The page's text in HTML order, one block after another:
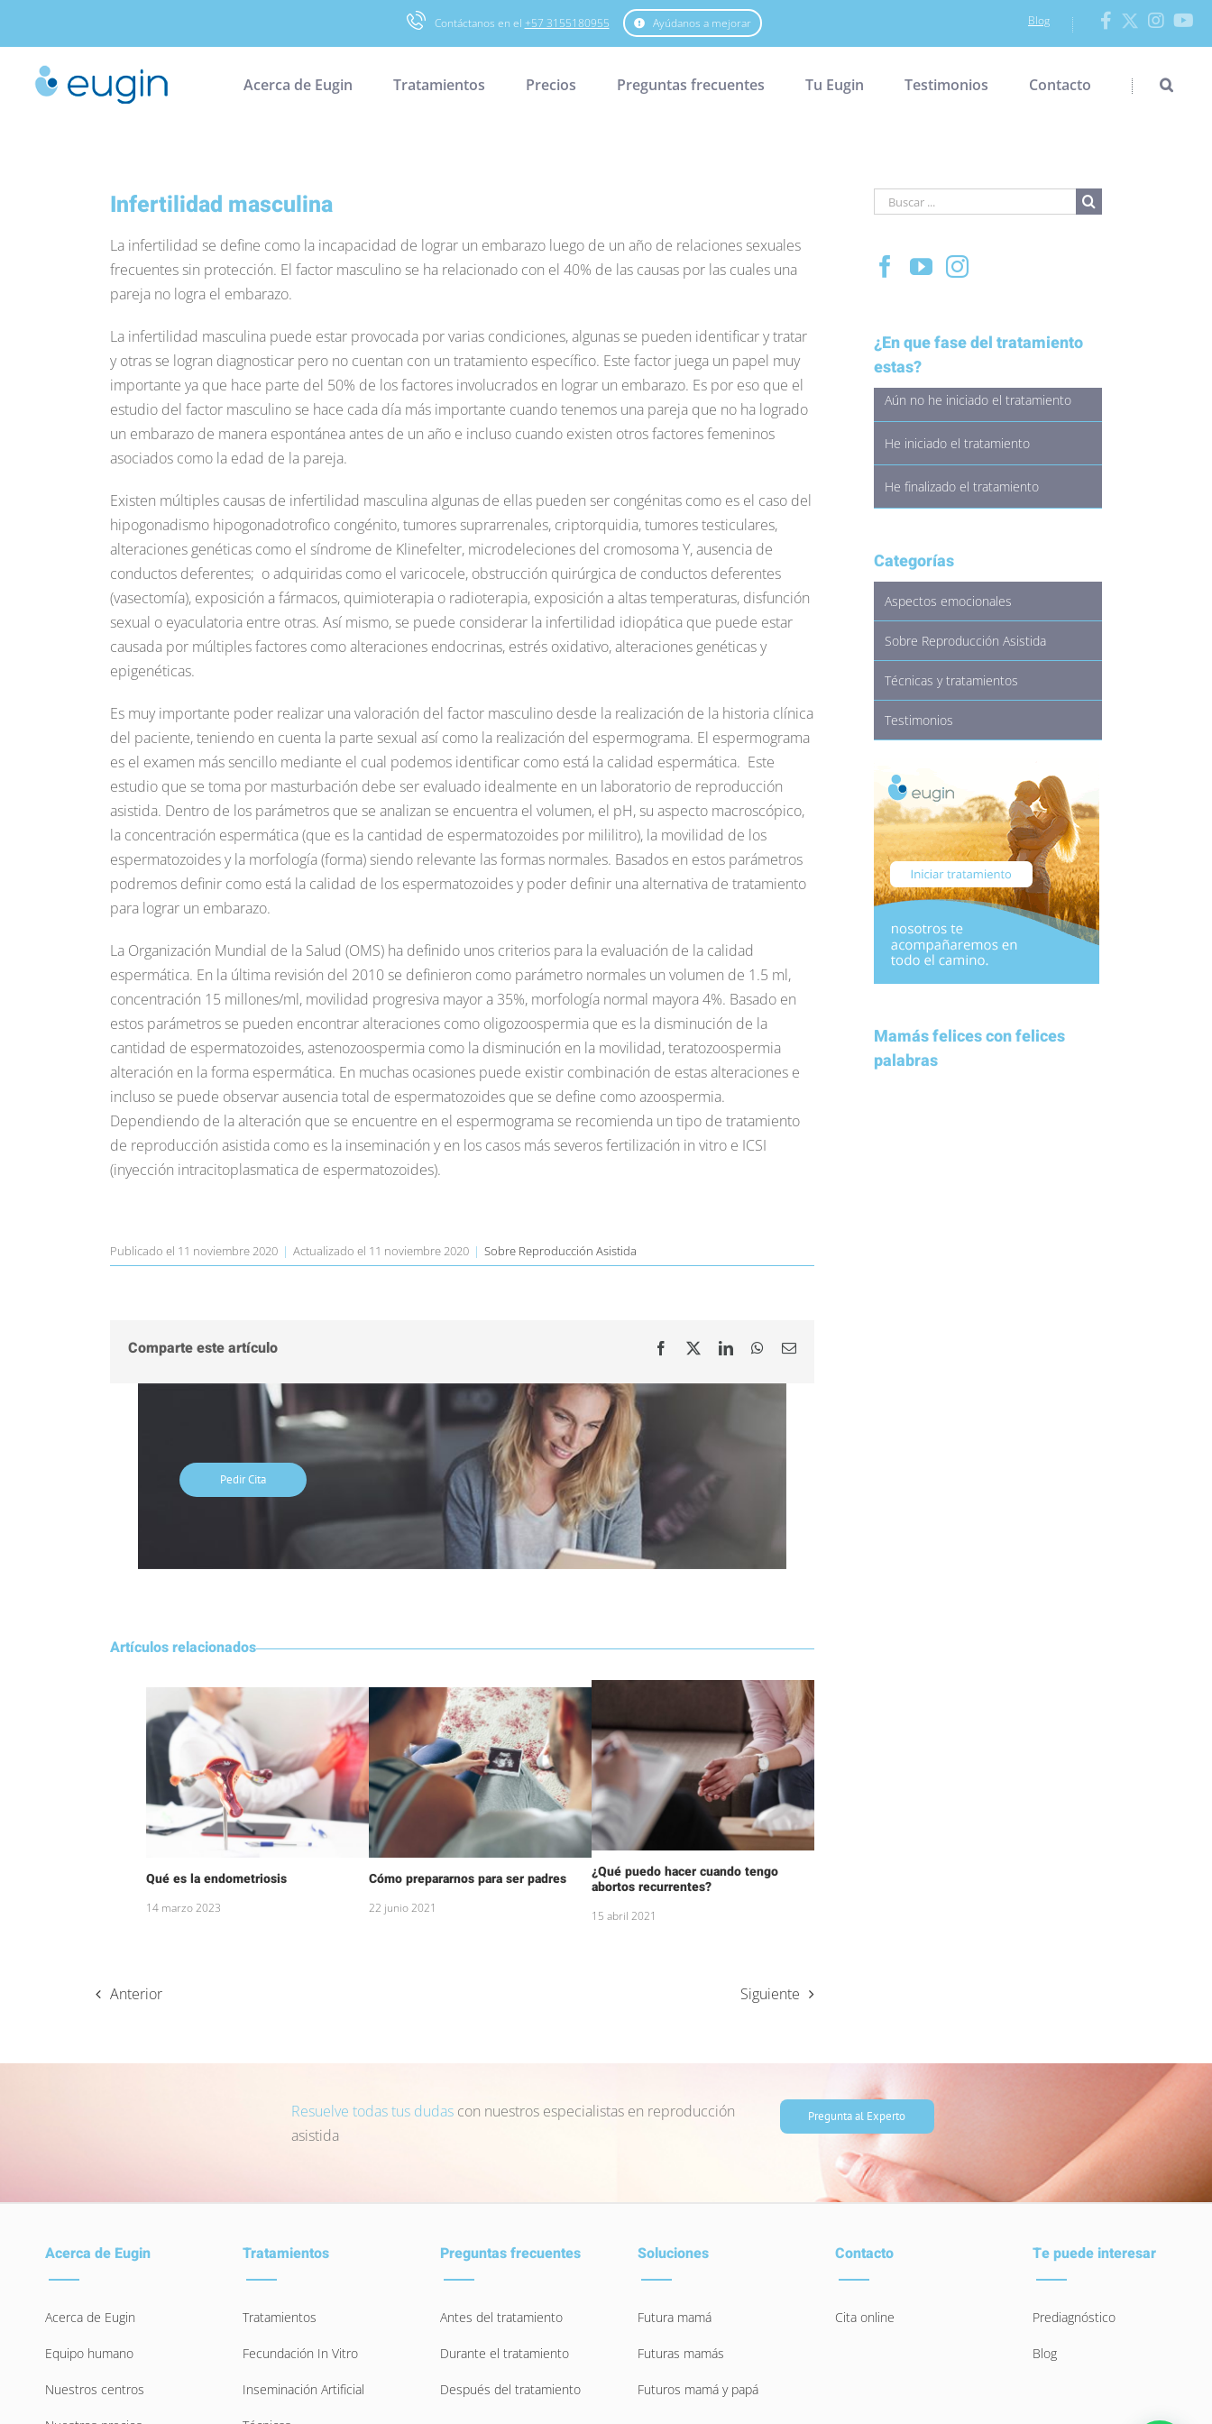
Contáctanos en el +57 3155180955 Ayúdanos a mejorar Blog
Acerca de Eugin Tratamientos Precios Preguntas frecuentes Tu Eugin Testimonios Contacto
Infertilidad masculina
La infertilidad se define como la incapacidad de lograr un embarazo luego de un año de relaciones sexuales
frecuentes sin protección. El factor masculino se ha relacionado con el 40% de las causas por las cuales una
pareja no logra el embarazo.
La infertilidad masculina puede estar provocada por varias condiciones, algunas se pueden identificar y tratar
y otras se logran diagnosticar pero no cuentan con un tratamiento específico. Este factor juega un papel muy
importante ya que hace parte del 50% de los factores involucrados en lograr un embarazo. Es por eso que el
estudio del factor masculino se hace cada día más importante cuando tenemos una pareja que no ha logrado
un embarazo de manera espontánea antes de un año e incluso cuando existen otros factores femeninos
asociados como la edad de la pareja.
Existen múltiples causas de infertilidad masculina algunas de ellas pueden ser congénitas como es el caso del
hipogonadismo hipogonadotrofico congénito, tumores suprarrenales, criptorquidia, tumores testiculares,
alteraciones genéticas como el síndrome de Klinefelter, microdeleciones del cromosoma Y, ausencia de
conductos deferentes; o adquiridas como el varicocele, obstrucción quirúrgica de conductos deferentes
(vasectomía), exposición a fármacos, quimioterapia o radioterapia, exposición a altas temperaturas, disfunción
sexual o eyaculatoria entre otras. Así mismo, se puede considerar la infertilidad idiopática que puede estar
causada por múltiples factores como alteraciones endocrinas, estrés oxidativo, alteraciones genéticas y
epigenéticas.
Es muy importante poder realizar una valoración del factor masculino desde la realización de la historia clínica
del paciente, teniendo en cuenta la parte sexual así como la realización del espermograma. El espermograma
es el examen más sencillo mediante el cual podemos identificar como está la calidad espermática. Este
estudio que se toma por masturbación debe ser evaluado idealmente en un laboratorio de reproducción
asistida. Dentro de los parámetros que se analizan se encuentra el volumen, el pH, su aspecto macroscópico,
la concentración espermática (que es la cantidad de espermatozoides por mililitro), la movilidad de los
espermatozoides y la morfología (forma) siendo relevante las formas normales. Basados en estos parámetros
podremos definir como está la calidad de los espermatozoides y poder definir una alternativa de tratamiento
para lograr un embarazo.
La Organización Mundial de la Salud (OMS) ha definido unos criterios para la evaluación de la calidad
espermática. En la última revisión del 2010 se definieron como parámetro normales un volumen de 1.5 ml,
concentración 15 millones/ml, movilidad progresiva mayor a 35%, morfología normal mayora 4%. Basado en
estos parámetros se pueden encontrar alteraciones como oligozoospermia que es la disminución de la
cantidad de espermatozoides, astenozoospermia como la disminución en la movilidad, teratozoospermia
alteración en la forma espermática. En muchas ocasiones puede existir combinación de estas alteraciones e
incluso se puede observar ausencia total de espermatozoides que se define como azoospermia.
Dependiendo de la alteración que se encuentre en el espermograma se recomienda un tipo de tratamiento
de reproducción asistida como es la inseminación y en los casos más severos fertilización in vitro e ICSI
(inyección intracitoplasmatica de espermatozoides).
Publicado el 11 noviembre 2020 | Actualizado el 11 noviembre 2020 | Sobre Reproducción Asistida
Comparte este artículo Facebook LinkedInWhatsApp
Email
Pedir Cita
Artículos relacionados
Qué es la endometriosis
14 marzo 2023
Cómo prepararnos para ser padres
22 junio 2021
¿Qué puedo hacer cuando tengo
abortos recurrentes?
15 abril 2021
Anterior Siguiente
Buscar
¿En que fase del tratamiento
estas?
Aún no he iniciado el tratamiento
He iniciado el tratamiento
He finalizado el tratamiento
Categorías
Aspectos emocionales
Sobre Reproducción Asistida
Técnicas y tratamientos
Testimonios
Mamás felices con felices
palabras
Resuelve todas tus dudas con nuestros especialistas en reproducción
asistida
Pregunta al Experto
Acerca de Eugin
Acerca de Eugin
Equipo humano
Nuestros centros
Tratamientos
Tratamientos
Fecundación In Vitro
Inseminación Artificial
Preguntas frecuentes
Antes del tratamiento
Durante el tratamiento
Después del tratamiento
Soluciones
Futura mamá
Futuras mamás
Futuros mamá y papá
Contacto
Cita online
Te puede interesar
Prediagnóstico
Blog